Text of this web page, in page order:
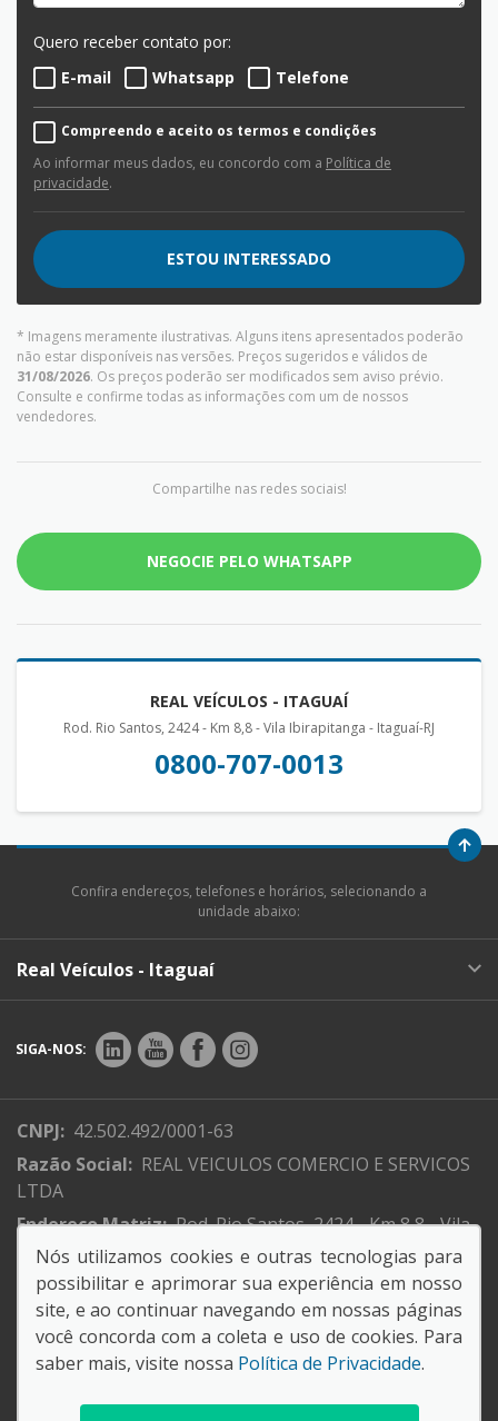
Quero receber contato por:
E-mail
Whatsapp Telefone
Compreendo e aceito os termos e condições
Ao informar meus dados, eu concordo com a Política de
privacidade.
ESTOU INTERESSADO
* Imagens meramente ilustrativas. Alguns itens apresentados poderão
não estar disponíveis nas versões. Preços sugeridos e válidos de
31/08/2026. Os preços poderão ser modificados sem aviso prévio.
Consulte e confirme todas as informações com um de nossos
vendedores.
Compartilhe nas redes sociais!
NEGOCIE PELO WHATSAPP
REAL VEÍCULOS - ITAGUAÍ
Rod. Rio Santos, 2424 - Km 8,8 - Vila Ibirapitanga - Itaguaí-RJ
0800-707-0013
Confira endereços, telefones e horários, selecionando a
unidade abaixo:
Real Veículos - Itaguaí
SIGA-NOS:
CNPJ: 42.502.492/0001-63
Razão Social: REAL VEICULOS COMERCIO E SERVICOS
LTDA
Endereço Matriz:Rod. Rio Santos, 2424 - Km 8,8 - Vila
Ibirapitanga - Itaguaí-RJ
© Copyright 2026
Nós utilizamos cookies e outras tecnologias para
possibilitar e aprimorar sua experiência em nosso
site, e ao continuar navegando em nossas páginas
você concorda com a coleta e uso de cookies. Para
saber mais, visite nossa Política de Privacidade.